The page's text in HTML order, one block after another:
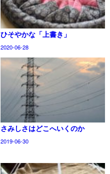
ひそやかな「上書き」
2020-06-28
さみしさはどこへいくのか
2019-06-30